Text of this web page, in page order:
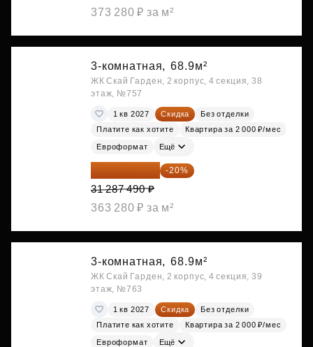
373 280 ₽ за м²
3-комнатная, 68.9м²
ЖК Скай Гарден, 2 корпус, 4 секция, 38
этаж, №757
1 кв 2027 Скидка
Без отделки
Платите как хотите
Квартира за 2 000 ₽/мес
Евроформат Ещё
25 029 992 ₽ -20%
31 287 490 ₽
363 280 ₽ за м²
3-комнатная, 68.9м²
ЖК Скай Гарден, 2 корпус, 4 секция, 39
этаж, №763
1 кв 2027 Скидка
Без отделки
Платите как хотите
Квартира за 2 000 ₽/мес
Евроформат Ещё